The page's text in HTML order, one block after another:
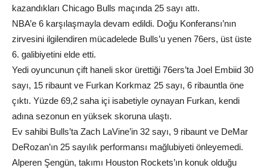
kazandıkları Chicago Bulls maçında 25 sayı attı.
NBA’e 6 karşılaşmayla devam edildi. Doğu Konferansı’nın
zirvesini ilgilendiren mücadelede Bulls’u yenen 76ers, üst üste
6. galibiyetini elde etti.
Yedi oyuncunun çift haneli skor ürettiği 76ers’ta Joel Embiid 30
sayı, 15 ribaunt ve Furkan Korkmaz 25 sayı, 6 ribauntla öne
çıktı. Yüzde 69,2 saha içi isabetiyle oynayan Furkan, kendi
adına sezonun en yüksek skoruna ulaştı.
Ev sahibi Bulls’ta Zach LaVine’in 32 sayı, 9 ribaunt ve DeMar
DeRozan’ın 25 sayılık performansı mağlubiyeti önleyemedi.
Alperen Şengün, takımı Houston Rockets’ın konuk olduğu